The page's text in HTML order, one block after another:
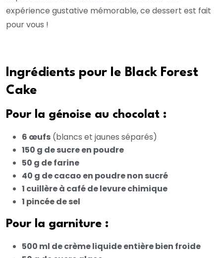
expérience gustative mémorable, ce dessert est fait
pour vous !
Ingrédients pour le Black Forest
Cake
Pour la génoise au chocolat :
6 œufs (blancs et jaunes séparés)
150 g de sucre en poudre
50 g de farine
40 g de cacao en poudre non sucré
1 cuillère à café de levure chimique
1 pincée de sel
Pour la garniture :
500 ml de crème liquide entière bien froide